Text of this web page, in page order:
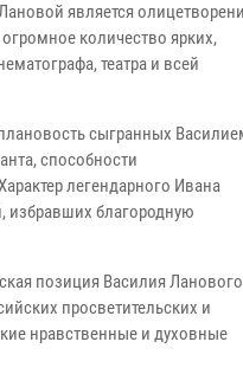
является
количество ярких,
театра и всей
сыгранных
способности
легендарного Ивана
благородную
позиция Василия
просветительских и
нравственные и духовные